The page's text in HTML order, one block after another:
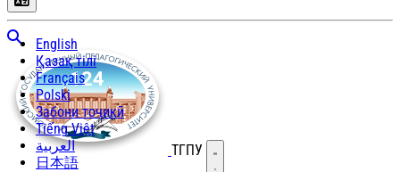
English
Қазақ тілі
Français
Polski
Забони тоҷикӣ
Tiếng Việt
العربية
日本語
ТГПУ Открыть меню